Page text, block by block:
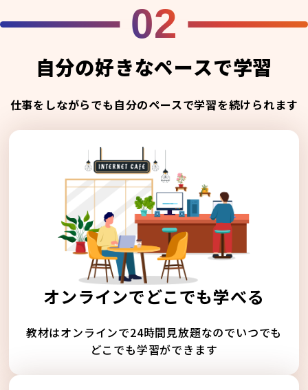
02
自分の好きなペースで学習
仕事をしながらでも自分のペースで学習を続けられます
オンラインでどこでも学べる
教材はオンラインで24時間見放題なのでいつでも
どこでも学習ができます